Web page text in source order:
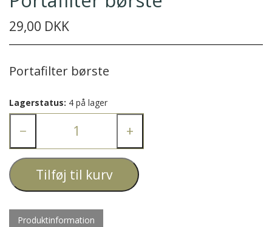
29,00 DKK
Portafilter børste
Lagerstatus: 4 på lager
− +
Tilføj til kurv
Produktinformation